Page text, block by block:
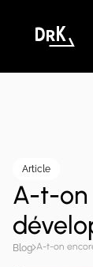
Article
A-t-on
Blog